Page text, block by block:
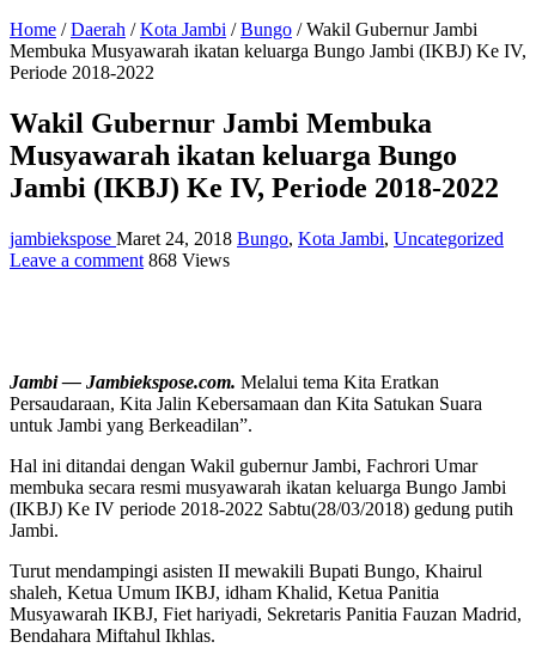
Home / Daerah / Kota Jambi / Bungo / Wakil Gubernur Jambi
Membuka Musyawarah ikatan keluarga Bungo Jambi (IKBJ) Ke IV,
Periode 2018-2022
Wakil Gubernur Jambi Membuka
Musyawarah ikatan keluarga Bungo
Jambi (IKBJ) Ke IV, Periode 2018-2022
jambiekspose Maret 24, 2018 Bungo, Kota Jambi, Uncategorized
Leave a comment 868 Views
Jambi — Jambiekspose.com. Melalui tema Kita Eratkan
Persaudaraan, Kita Jalin Kebersamaan dan Kita Satukan Suara
untuk Jambi yang Berkeadilan”.
Hal ini ditandai dengan Wakil gubernur Jambi, Fachrori Umar
membuka secara resmi musyawarah ikatan keluarga Bungo Jambi
(IKBJ) Ke IV periode 2018-2022 Sabtu(28/03/2018) gedung putih
Jambi.
Turut mendampingi asisten II mewakili Bupati Bungo, Khairul
shaleh, Ketua Umum IKBJ, idham Khalid, Ketua Panitia
Musyawarah IKBJ, Fiet hariyadi, Sekretaris Panitia Fauzan Madrid,
Bendahara Miftahul Ikhlas.